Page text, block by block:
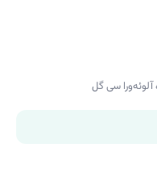
سی گل